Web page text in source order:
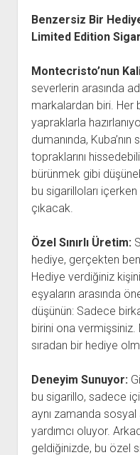
Benzersiz Bir
Limited Edition
Montecristo’nun
severlerin arasında
markalardan biri. Her
yapraklarla
dumanında,
topraklarını
bürünmek gibi
bu sigarilloları
çıkacak.
Özel Sınırlı Üretim:
hediye, gerçekten
Hediye verdiğiniz
eşyaların arasında
düşünün: Sadece
birini ona
sıradan bir hediye
Deneyim Sunuyor:
bu sigarillo, sadece
aynı zamanda sosyal
yardımcı oluyor.
geldiğinizde, bu özel